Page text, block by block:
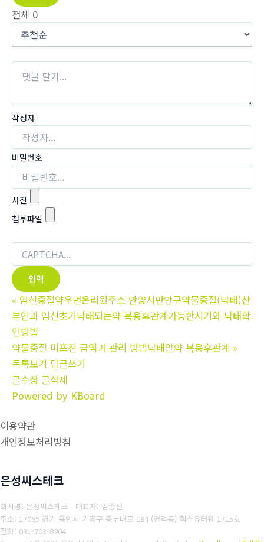
전체 0
작성자
비밀번호
사진
첨부파일
« 임신중절약우먼온리원주소 안양시만안구약물중절(낙태)산
부인과 임신초기낙태되는약 복용후관계가능한시기와 낙태확
인방법
약물중절 미프진 금액과 관리 방법낙­태알약 복용후관계 »
목록보기 답글쓰기
글수정 글삭제
Powered by KBoard
이용약관
개인정보처리방침
은성씨스테크
회사명: 은성씨스테크 대표자: 김종선
주소: 17095 경기 용인시 기흥구 중부대로 184 (영덕동) 힉스유터워 1715호
전화: 031-703-8204